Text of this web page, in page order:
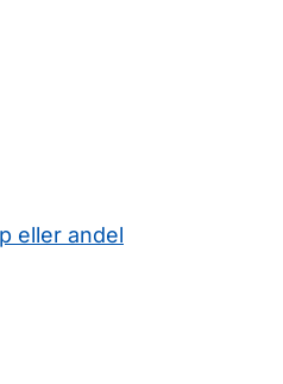
eller andel